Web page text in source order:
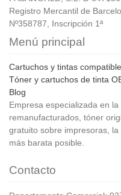
Registro Mercantil de
Nº358787, Inscripción 1ª
Menú principal
Cartuchos y tintas
Tóner y cartuchos de tinta
Blog
Empresa especializada en
remanufacturados, tóner
gratuito sobre impresoras,
más barata posible.
Contacto